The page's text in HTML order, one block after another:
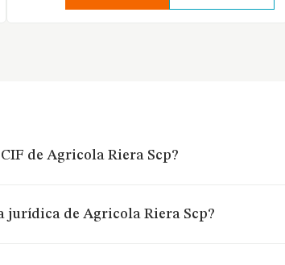
de Agricola Riera Scp?
jurídica de Agricola Riera Scp?